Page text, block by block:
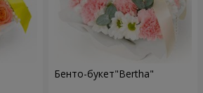
Бенто-букет"Bertha"